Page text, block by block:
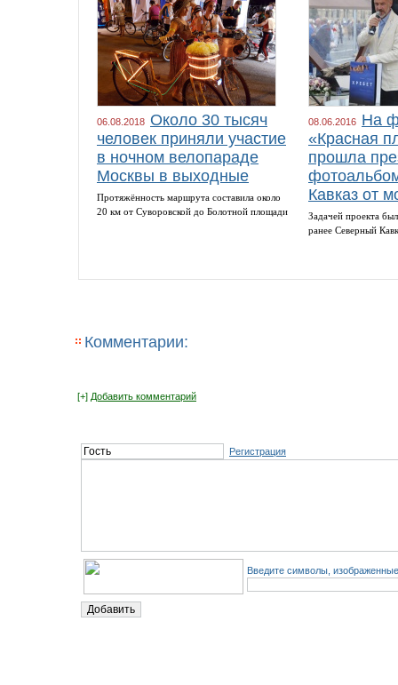
06.08.2018 Около 30 тысяч
человек приняли участие
в ночном велопараде
Москвы в выходные
Протяжённость маршрута составила около
20 км от Суворовской до Болотной площади
08.06.2016 На
«Красная
прошла
Кавказ от
Задачей проекта
ранее Северный
Комментарии:
[+] Добавить комментарий
Регистрация
Введите символы,